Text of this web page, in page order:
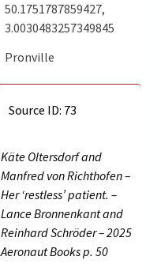
50.1751787859427,
3.0030483257349845
Pronville
Source ID: 73
Käte Oltersdorf and
Manfred von Richthofen –
Her ‘restless’ patient. –
Lance Bronnenkant and
Reinhard Schröder – 2025
Aeronaut Books p.50